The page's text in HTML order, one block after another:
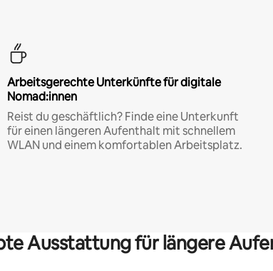
Arbeitsgerechte Unterkünfte für digitale
Nomad:innen
Reist du geschäftlich? Finde eine Unterkunft
für einen längeren Aufenthalt mit schnellem
WLAN und einem komfortablen Arbeitsplatz.
Ausstattung für längere